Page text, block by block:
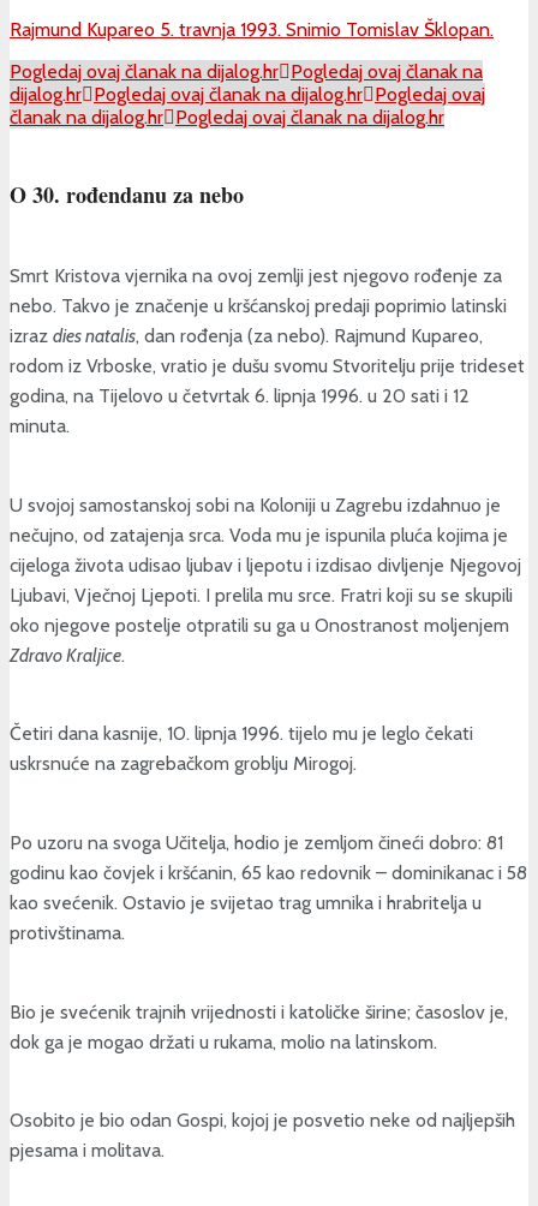
Rajmund Kupareo 5. travnja 1993. Snimio Tomislav Šklopan.
Pogledaj ovaj članak na dijalog.hr Pogledaj ovaj članak na
dijalog.hr Pogledaj ovaj članak na dijalog.hr Pogledaj ovaj
članak na dijalog.hr Pogledaj ovaj članak na dijalog.hr
O 30. rođendanu za nebo
Smrt Kristova vjernika na ovoj zemlji jest njegovo rođenje za
nebo. Takvo je značenje u kršćanskoj predaji poprimio latinski
izraz dies natalis, dan rođenja (za nebo). Rajmund Kupareo,
rodom iz Vrboske, vratio je dušu svomu Stvoritelju prije trideset
godina, na Tijelovo u četvrtak 6. lipnja 1996. u 20 sati i 12
minuta.
U svojoj samostanskoj sobi na Koloniji u Zagrebu izdahnuo je
nečujno, od zatajenja srca. Voda mu je ispunila pluća kojima je
cijeloga života udisao ljubav i ljepotu i izdisao divljenje Njegovoj
Ljubavi, Vječnoj Ljepoti. I prelila mu srce. Fratri koji su se skupili
oko njegove postelje otpratili su ga u Onostranost moljenjem
Zdravo Kraljice.
Četiri dana kasnije, 10. lipnja 1996. tijelo mu je leglo čekati
uskrsnuće na zagrebačkom groblju Mirogoj.
Po uzoru na svoga Učitelja, hodio je zemljom čineći dobro: 81
godinu kao čovjek i kršćanin, 65 kao redovnik – dominikanac i 58
kao svećenik. Ostavio je svijetao trag umnika i hrabritelja u
protivštinama.
Bio je svećenik trajnih vrijednosti i katoličke širine; časoslov je,
dok ga je mogao držati u rukama, molio na latinskom.
Osobito je bio odan Gospi, kojoj je posvetio neke od najljepših
pjesama i molitava.